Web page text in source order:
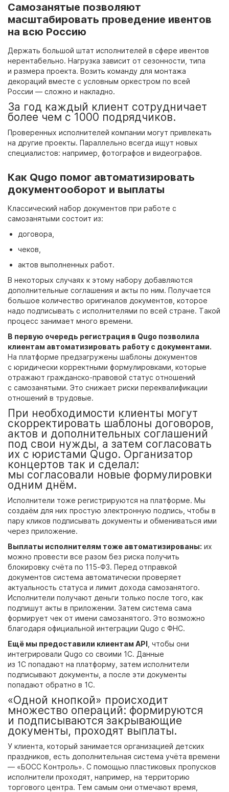
Самозанятые позволяют
масштабировать проведение ивентов
на всю Россию
Держать большой штат исполнителей в сфере ивентов
нерентабельно. Нагрузка зависит от сезонности, типа
и размера проекта. Возить команду для монтажа
декораций вместе с условным оркестром по всей
России — сложно и накладно.
За год каждый клиент сотрудничает
более чем с 1000 подрядчиков.
Проверенных исполнителей компании могут привлекать
на другие проекты. Параллельно всегда ищут новых
специалистов: например, фотографов и видеографов.
Как Qugo помог автоматизировать
документооборот и выплаты
Классический набор документов при работе с
самозанятыми состоит из:
договора,
чеков,
актов выполненных работ.
В некоторых случаях к этому набору добавляются
дополнительные соглашения и акты по ним. Получается
большое количество оригиналов документов, которое
надо подписывать с исполнителями по всей стране. Такой
процесс занимает много времени.
В первую очередь регистрация в Qugo позволила
клиентам автоматизировать работу с документами.
На платформе предзагружены шаблоны документов
с юридически корректными формулировками, которые
отражают гражданско-правовой статус отношений
с самозанятыми. Это снижает риски переквалификации
отношений в трудовые.
При необходимости клиенты могут
скорректировать шаблоны договоров,
актов и дополнительных соглашений
под свои нужды, а затем согласовать
их с юристами Qugo. Организатор
концертов так и сделал:
мы согласовали новые формулировки
одним днём.
Исполнители тоже регистрируются на платформе. Мы
создаём для них простую электронную подпись, чтобы в
пару кликов подписывать документы и обмениваться ими
через приложение.
Выплаты исполнителям тоже автоматизированы: их
можно провести все разом без риска получить
блокировку счёта по 115-ФЗ. Перед отправкой
документов система автоматически проверяет
актуальность статуса и лимит дохода самозанятого.
Исполнители получают деньги только после того, как
подпишут акты в приложении. Затем система сама
формирует чек от имени самозанятого. Это возможно
благодаря официальной интеграции Qugo с ФНС.
Ещё мы предоставили клиентам API , чтобы они
интегрировали Qugo со своими 1С. Данные
из 1С попадают на платформу, затем исполнители
подписывают документы, а после эти документы
попадают обратно в 1С.
«Одной кнопкой» происходит
множество операций: формируются
и подписываются закрывающие
документы, проходят выплаты.
У клиента, который занимается организацией детских
праздников, есть дополнительная система учёта времени
— «БОСС Контроль». С помощью пластиковых пропусков
исполнители проходят, например, на территорию
торгового центра. Тем самым они отмечают время,